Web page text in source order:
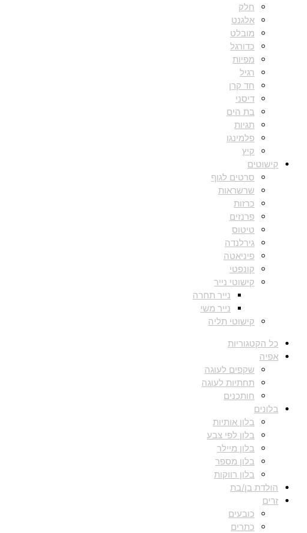
חלק
אלגנט
מובלט
כדורגל
מפיות
רגיל
חד קרן
דיסני
בת הים
תגיות
פלמינגו
קיץ
קישוטים
סרטים לגוף
שרשראות
כרזות
פרנזים
טיטוס
גירלנדה
פיניאטה
קונפטי
קישוטי נייר
נייר תחרה
נייר משי
קישוטי תליה
כל הקטגוריות
אפיה
שקפים לעוגה
תחתיות לעוגה
חותכנים
בלונים
בלון אותיות
בלון לפי צבע
בלון מיילר
בלון מספר
בלון רווקות
הולדת בן/בת
זרים
כובעים
כתרים